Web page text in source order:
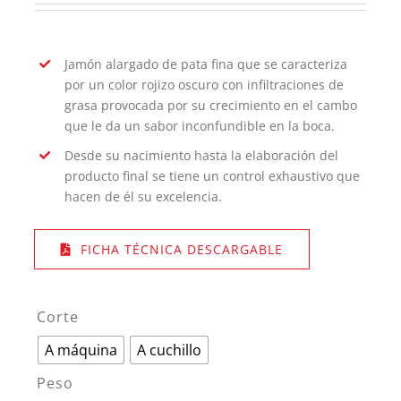
Jamón alargado de pata fina que se caracteriza
por un color rojizo oscuro con infiltraciones de
grasa provocada por su crecimiento en el cambo
que le da un sabor inconfundible en la boca.
Desde su nacimiento hasta la elaboración del
producto final se tiene un control exhaustivo que
hacen de él su excelencia.
FICHA TÉCNICA DESCARGABLE
Corte
A máquina
A cuchillo
Peso